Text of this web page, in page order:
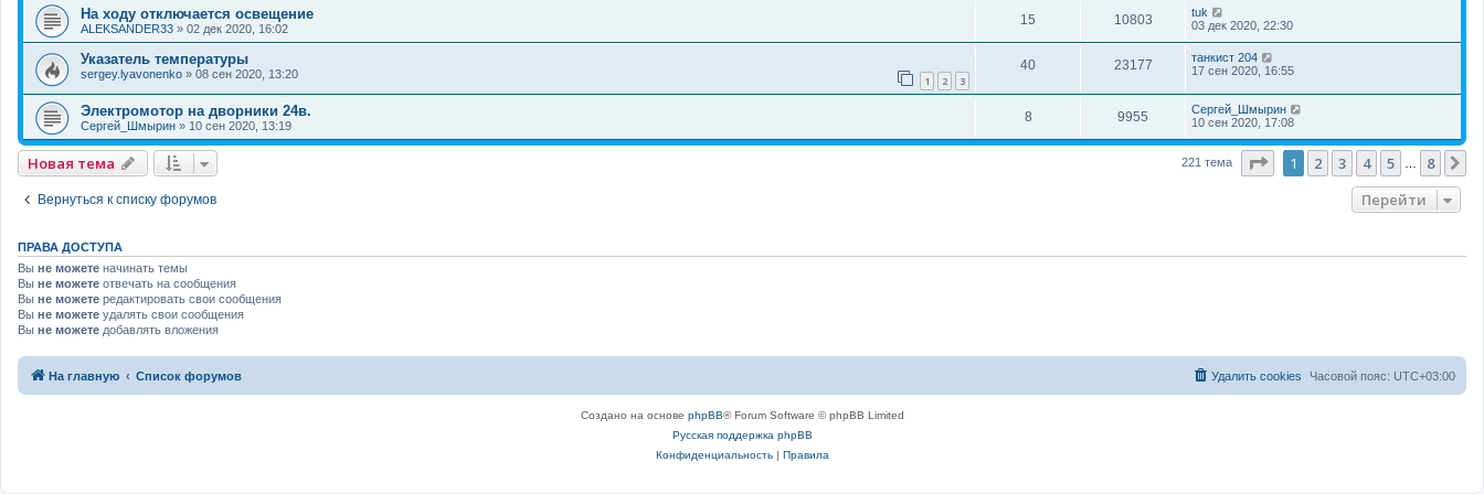
На ходу отключается освещение
ALEKSANDER33 » 02 дек 2020, 16:02
15 10803
tuk
03 дек 2020, 22:30
Указатель температуры
sergey.lyavonenko » 08 сен 2020, 13:20 1 2 3
40 23177
танкист 204
17 сен 2020, 16:55
Электромотор на дворники 24в.
Сергей_Шмырин » 10 сен 2020, 13:19
8 9955
Сергей_Шмырин
10 сен 2020, 17:08
Новая тема 221 тема Страница из
1 2 3 4 5 8
Вернуться к списку форумов Перейти
ПРАВА ДОСТУПА
Вы не можете начинать темы
Вы не можете отвечать на сообщения
Вы не можете редактировать свои сообщения
Вы не можете удалять свои сообщения
Вы не можете добавлять вложения
На главную Список форумов Часовой пояс: UTC+03:00
Удалить cookies
Создано на основе phpBB® Forum Software © phpBB Limited
Русская поддержка phpBB
Конфиденциальность| Правила